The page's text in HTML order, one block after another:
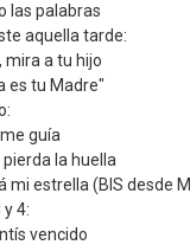
las palabras
aquella tarde:
mira a tu hijo
es tu Madre"
guía
la huella
mi estrella (BIS desde
4:
vencido